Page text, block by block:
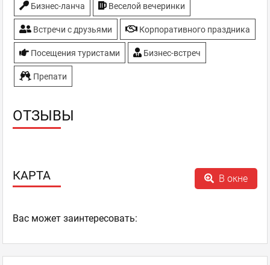
Бизнес-ланча Веселой вечеринки
Встречи с друзьями Корпоративного праздника
Посещения туристами Бизнес-встреч
Препати
ОТЗЫВЫ
КАРТА В окне
Ваc может заинтересовать: